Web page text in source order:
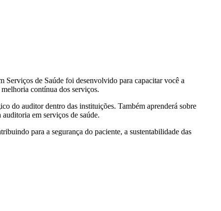
Serviços de Saúde foi desenvolvido para capacitar você a
contínua dos serviços.
do auditor dentro das instituições. Também aprenderá sobre
em serviços de saúde.
para a segurança do paciente, a sustentabilidade das